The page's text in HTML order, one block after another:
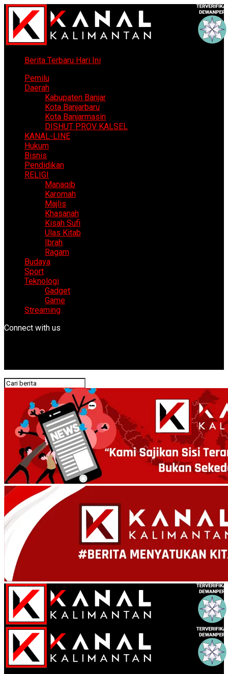
Berita Terbaru Hari Ini
Pemilu
Daerah
Kabupaten Banjar
Kota Banjarbaru
Kota Banjarmasin
DISHUT PROV KALSEL
KANAL-LINE
Hukum
Bisnis
Pendidikan
RELIGI
Manaqib
Karomah
Majlis
Khasanah
Kisah Sufi
Ulas Kitab
Ibrah
Ragam
Budaya
Sport
Teknologi
Gadget
Game
Streaming
Connect with us